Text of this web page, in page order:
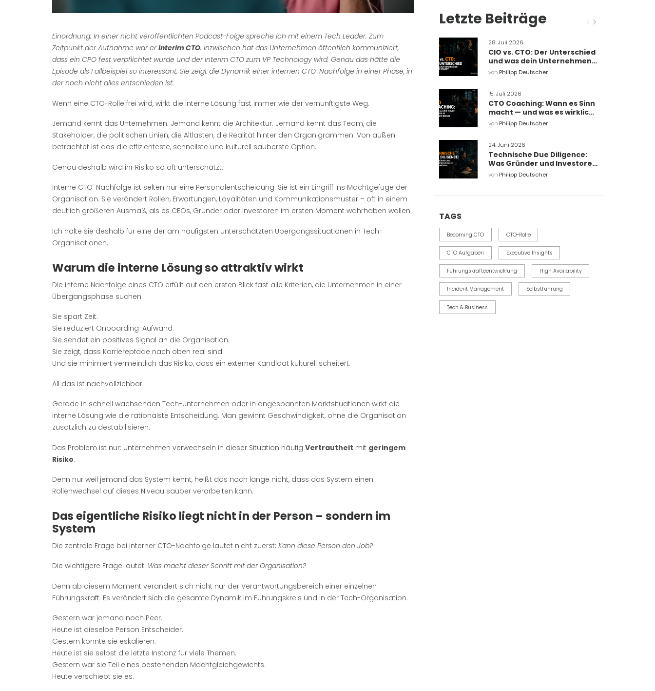
Letzte Beiträge
28. Juli 2026
CIO vs. CTO: Der Unterschied
und was dein Unternehmen
wirklich braucht
vonPhilipp Deutscher
15. Juli 2026
CTO Coaching: Wann es Sinn
macht — und was es wirklich
bringt
vonPhilipp Deutscher
24. Juni 2026
Technische Due Diligence:
Was Gründer und Investoren
wirklich wissen müssen
vonPhilipp Deutscher
TAGS
Becoming CTO CTO-Rolle
CTO Aufgaben Executive Insights
Führungskräfteentwicklung High Availability
Incident Management Selbstführung
Tech & Business
Einordnung: In einer nicht veröffentlichten Podcast-Folge spreche ich mit einem Tech Leader. Zum
Zeitpunkt der Aufnahme war erInterim CTO. Inzwischen hat das Unternehmen öffentlich kommuniziert,
dass ein CPO fest verpflichtet wurde und der Interim CTO zum VP Technology wird. Genau das hätte die
Episode als Fallbeispiel so interessant: Sie zeigt die Dynamik einer internen CTO-Nachfolge in einer Phase, in
der noch nicht alles entschieden ist.
Wenn eine CTO-Rolle frei wird, wirkt die interne Lösung fast immer wie der vernünftigste Weg.
Jemand kennt das Unternehmen. Jemand kennt die Architektur. Jemand kennt das Team, die
Stakeholder, die politischen Linien, die Altlasten, die Realität hinter den Organigrammen. Von außen
betrachtet ist das die effizienteste, schnellste und kulturell sauberste Option.
Genau deshalb wird ihr Risiko so oft unterschätzt.
Interne CTO-Nachfolge ist selten nur eine Personalentscheidung. Sie ist ein Eingriff ins Machtgefüge der
Organisation. Sie verändert Rollen, Erwartungen, Loyalitäten und Kommunikationsmuster – oft in einem
deutlich größeren Ausmaß, als es CEOs, Gründer oder Investoren im ersten Moment wahrhaben wollen.
Ich halte sie deshalb für eine der am häufigsten unterschätzten Übergangssituationen in Tech-
Organisationen.
Warum die interne Lösung so attraktiv wirkt
Die interne Nachfolge eines CTO erfüllt auf den ersten Blick fast alle Kriterien, die Unternehmen in einer
Übergangsphase suchen.
Sie spart Zeit.
Sie reduziert Onboarding-Aufwand.
Sie sendet ein positives Signal an die Organisation.
Sie zeigt, dass Karrierepfade nach oben real sind.
Und sie minimiert vermeintlich das Risiko, dass ein externer Kandidat kulturell scheitert.
All das ist nachvollziehbar.
Gerade in schnell wachsenden Tech-Unternehmen oder in angespannten Marktsituationen wirkt die
interne Lösung wie die rationalste Entscheidung. Man gewinnt Geschwindigkeit, ohne die Organisation
zusätzlich zu destabilisieren.
Das Problem ist nur: Unternehmen verwechseln in dieser Situation häufig Vertrautheit mit geringem
Risiko.
Denn nur weil jemand das System kennt, heißt das noch lange nicht, dass das System einen
Rollenwechsel auf dieses Niveau sauber verarbeiten kann.
Das eigentliche Risiko liegt nicht in der Person – sondern im
System
Die zentrale Frage bei interner CTO-Nachfolge lautet nicht zuerst: Kann diese Person den Job?
Die wichtigere Frage lautet: Was macht dieser Schritt mit der Organisation?
Denn ab diesem Moment verändert sich nicht nur der Verantwortungsbereich einer einzelnen
Führungskraft. Es verändert sich die gesamte Dynamik im Führungskreis und in der Tech-Organisation.
Gestern war jemand noch Peer.
Heute ist dieselbe Person Entscheider.
Gestern konnte sie eskalieren.
Heute ist sie selbst die letzte Instanz für viele Themen.
Gestern war sie Teil eines bestehenden Machtgleichgewichts.
Heute verschiebt sie es.